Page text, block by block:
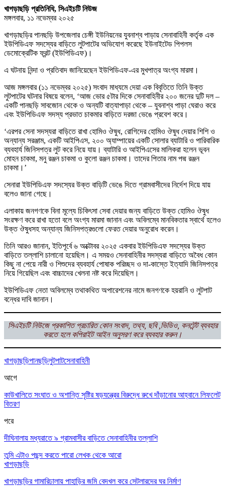
খাগড়াছড়ি প্রতিনিধি, সিএইচটি নিউজ
মঙ্গলবার, ১১ নভেম্বর ২০২৫
খাগড়াছড়ির পানছড়ি উপজেলার চেঙ্গী ইউনিয়নের যুবনাশ্ব পাড়ায় সেনাবাহিনী কর্তৃক এক
ইউপিডিএফ সদস্যের বাড়িতে লুটপাটের অভিযোগ করেছে ইউনাইটেড পিপলস
ডেমোক্রেটিক ফ্রন্ট (ইউপিডিএফ)।
এ ঘটনায় নিন্দা ও প্রতিবাদ জানিয়েছেন ইউপিডিএফ-এর মুখপাত্র অংগ্য মারমা।
আজ মঙ্গলবার (১১ নভেম্বর ২০২৫) সংবাদ মাধ্যমে দেয়া এক বিবৃতিতে তিনি উক্ত
লুটপাটের ঘটনার বিষয়ে বলেন, ‘আজ ভোর ৫টার দিকে সেনাবাহিনীর ২০০ জনের দুটি দল –
একটি পানছড়ি সাবজোন থেকে ও অন্যটি বাত্যাপাড়া থেকে – যুবনাশ্ব পাড়া ঘেরাও করে
এবং ইউপিডিএফ সদস্য প্রভাত চাকমার বাড়িতে দরজা ভেঙে প্রবেশ করে।
‘এরপর সেনা সদস্যরা বাড়িতে রাখা হোমিও ঔষুধ, রোগিদের হোমিও ঔষুধ দেয়ার শিশি ও
অন্যান্য সরঞ্জাম, একটি আইপিএস, ২০০ অ্যাম্পায়ের একটি সোলার ব্যাটারি ও পারিবারিক
ব্যবহার্য জিনিসপত্র লুট করে নিয়ে যায়। ব্যাটারি ও আইপিএসের মালিকরা হলেন ভূবন
মোহন চাকমা, মনু রঞ্জন চাকমা ও কুলো রঞ্জন চাকমা। তাদের পিতার নাম পদ্ম রঞ্জন
চাকমা।’
সেনারা ইউপিডিএফ সদস্যের উক্ত বাড়িটি ভেঙে দিতে গ্রামবাসীদের নির্দেশ দিয়ে যায়
বলেও জানা গেছে।
এলাকায় জনগণকে বিনা মূল্যে চিকিৎসা সেবা দেয়ার জন্য বাড়িতে উক্ত হোমিও ঔষুধ
সংরক্ষণ করে রাখা হতো বলে অংগ্য মারমা জানান এবং অবিলম্বে মানবিকতার স্বার্থে হলেও
উক্ত ঔষুধসহ অন্যান্য জিনিসপত্রগুলো ফেরত দেয়ার অনুরোধ করেন।
তিনি আরও জানান, ইতিপূর্বে ৬ অক্টোবর ২০২৫ একবার ইউপিডিএফ সদস্যের উক্ত
বাড়িতে তল্লাশি চালানো হয়েছিল। এ সময়ও সেনাবাহিনীর সদস্যরা বাড়িতে অবৈধ কোন
কিছু না পেয়ে নারী ও শিশুদের ব্যবহার্য পোষাক পরিচ্ছদ ও দা-কাস্তে ইত্যাদি জিনিসপত্র
নিয়ে গিয়েছিল এবং বাচ্চাদের খেলনা নষ্ট করে দিয়েছিল।
ইউপিডিএফ নেতা অবিলম্বে তথাকথিত অপারেশনের নামে জনগণকে হয়রানি ও লুটপাট
বন্ধের দাবি জানান।
সিএইচটি নিউজে প্রকাশিত প্রচারিত কোন সংবাদ, তথ্য, ছবি ,ভিডিও, কনটেন্ট ব্যবহার
করতে হলে কপিরাইট আইন অনুসরণ করে ব্যবহার করুন।
খাগড়াছড়িপানছড়িলুটপাটসেনাবাহিনী
আগে
কাউখালিতে সংঘাত ও অশান্তি সৃষ্টির ষড়যন্ত্রের বিরুদ্ধে রুখে দাঁড়ানোর আহ্বানে লিফলেট
বিতরণ
পরে
দীঘিনালায় মধ্যরাতে ৯ গ্রামবাসীর বাড়িতে সেনাবাহিনীর তল্লাশি
তুমি এটাও পছন্দ করতে পারো লেখক থেকে আরো
খাগড়াছড়ি
খাগড়াছড়ির গামারিঢালায় পাহাড়ির জমি বেদখল করে সেটলারদের ঘর নির্মাণ